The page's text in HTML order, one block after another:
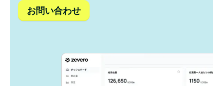
お問い合わせ